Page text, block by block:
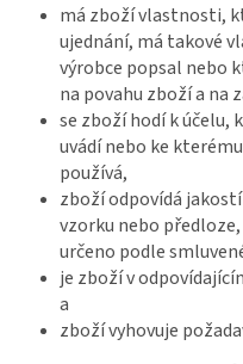
má zboží vlastnosti,
ujednání, má takové
výrobce popsal nebo
na povahu zboží a na
se zboží hodí k
uvádí nebo ke
používá,
zboží odpovídá
vzorku nebo
určeno podle
je zboží v
a
zboží vyhovuje